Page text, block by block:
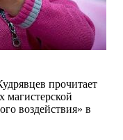
прочитает
магистерской
воздействия» в